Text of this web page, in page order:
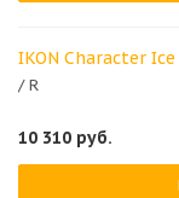
IKON Character
/ R
10 310 руб.